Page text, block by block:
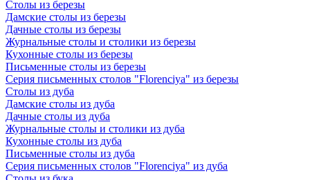
Столы из березы
Дамские столы из березы
Дачные столы из березы
Журнальные столы и столики из березы
Кухонные столы из березы
Письменные столы из березы
Серия письменных столов "Florenciya" из березы
Столы из дуба
Дамские столы из дуба
Дачные столы из дуба
Журнальные столы и столики из дуба
Кухонные столы из дуба
Письменные столы из дуба
Серия письменных столов "Florenciya" из дуба